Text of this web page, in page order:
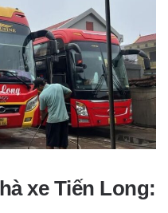
xe Tiến Long: